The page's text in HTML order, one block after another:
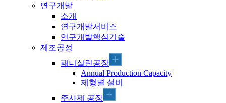
연구개발
소개
연구개발서비스
연구개발핵심기술
제조공정
패니실린공장
Annual Production Capacity
제형별 설비
주사제 공장